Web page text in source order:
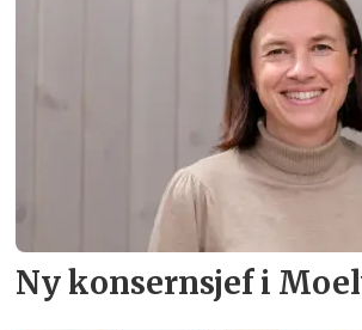
Ny konsern­sjef i